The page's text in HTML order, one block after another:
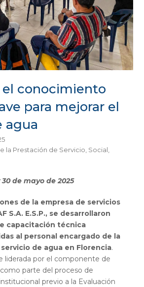
el conocimiento
para mejorar el
agua
la Prestación de Servicio, Social,
de mayo de 2025
de la empresa de servicios
S.A. E.S.P., se desarrollaron
capacitación técnica
al personal encargado de la
de agua en Florencia.
liderada por el componente de
parte del proceso de
previo a la Evaluación